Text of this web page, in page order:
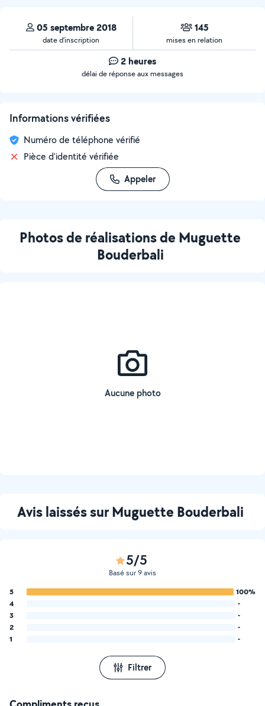
05 septembre 2018
date d’inscription
145
mises en relation
2 heures
délai de réponse aux messages
Informations vérifiées
Numéro de téléphone vérifié
Pièce d'identité vérifiée
Appeler
Photos de réalisations de Muguette
Bouderbali
Aucune photo
Avis laissés sur Muguette Bouderbali
5/5
Basé sur 9 avis
5
100%
4
-
3
-
2
-
1
-
Filtrer